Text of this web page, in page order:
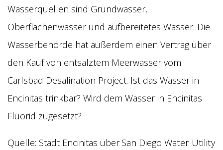
Wasserquellen sind Grundwasser,
Oberflächenwasser und aufbereitetes Wasser. Die
Wasserbehörde hat außerdem einen Vertrag über
den Kauf von entsalztem Meerwasser vom
Carlsbad Desalination Project. Ist das Wasser in
Encinitas trinkbar? Wird dem Wasser in Encinitas
Fluorid zugesetzt?
Quelle: Stadt Encinitas über San Diego Water Utility